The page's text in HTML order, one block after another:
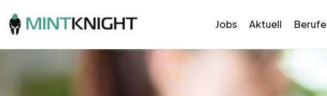
Jobs Aktuell Berufe